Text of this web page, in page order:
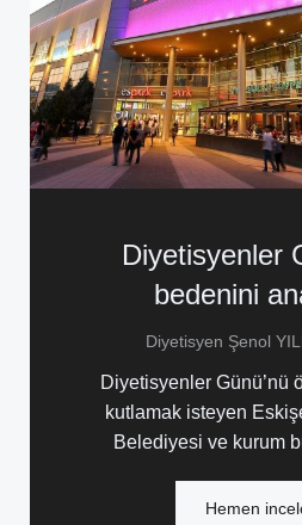
Diyetisyenler
bedenini
Diyetisyen Şenol
Diyetisyenler Günü’nü
kutlamak isteyen
Belediyesi ve kurum
Hemen